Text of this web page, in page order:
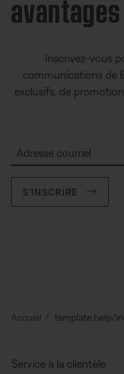
avantages
Inscrivez-vous
communications de
exclusifs, de
Adresse courriel
S’INSCRIRE
Accueil template.help/
Service à la clientèle